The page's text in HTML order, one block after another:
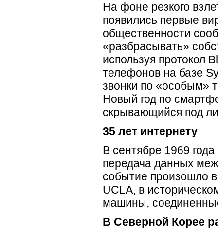
На фоне резкого
появились первые
общественности
«разбрасывать»
используя протокол
телефонов на базе
звонки по «особым»
Новый год по
скрывающийся под
35 лет интернету
В сентябре 1969
передача данных
событие произошло
UCLA, в
машины,
В Северной Корее